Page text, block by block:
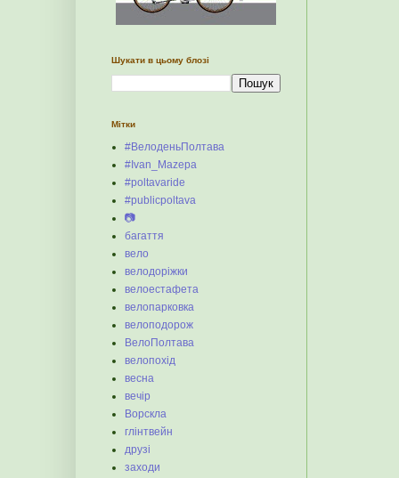
Шукати в цьому блозі
Мітки
#ВелоденьПолтава
#Ivan_Mazepa
#poltavaride
#publicpoltava
📷
багаття
вело
велодоріжки
велоестафета
велопарковка
велоподорож
ВелоПолтава
велопохід
весна
вечір
Ворскла
глінтвейн
друзі
заходи